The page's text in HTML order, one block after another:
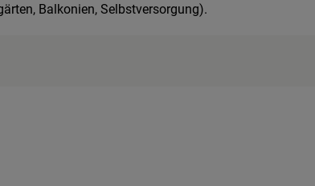
Balkonien, Selbstversorgung).